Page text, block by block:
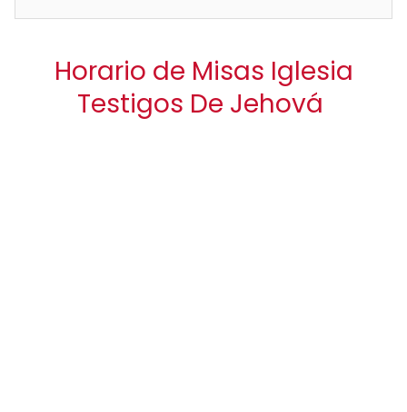
Horario de Misas Iglesia
Testigos De Jehová